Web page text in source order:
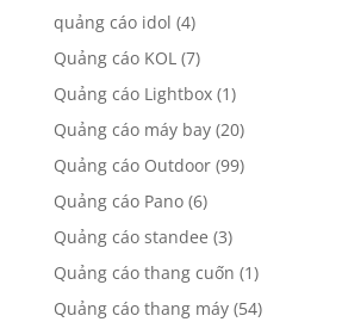
quảng cáo idol (4)
Quảng cáo KOL(7)
Quảng cáo Lightbox(1)
Quảng cáo máy bay(20)
Quảng cáo Outdoor(99)
Quảng cáo Pano(6)
Quảng cáo standee (3)
Quảng cáo thang cuốn (1)
Quảng cáo thang máy(54)